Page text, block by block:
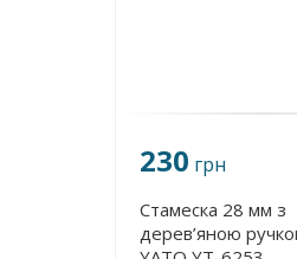
230 грн
Стамеска 28 мм з
дерев’яною